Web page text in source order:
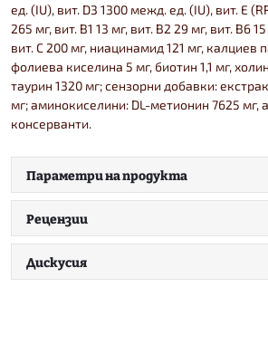
ед. (IU), вит. D3 1300 межд. ед. (IU), вит. E
265 мг, вит. B1 13 мг, вит. B2 29 мг, вит. B6
вит. С 200 мг, ниацинамид 121 мг, калциев
фолиева киселина 5 мг, биотин 1,1 мг,
таурин 1320 мг; сензорни добавки:
мг; аминокиселини: DL-метионин 7625 мг,
консерванти.
Параметри на продукта
Рецензии
Дискусия